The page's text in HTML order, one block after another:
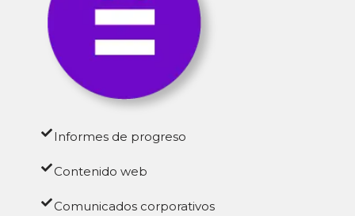
Informes de progreso
Contenido web
Comunicados corporativos